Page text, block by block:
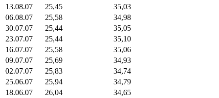
13.08.07
25,45
35,03
06.08.07
25,58
34,98
30.07.07
25,44
35,05
23.07.07
25,44
35,10
16.07.07
25,58
35,06
09.07.07
25,69
34,93
02.07.07
25,83
34,74
25.06.07
25,94
34,79
18.06.07
26,04
34,65